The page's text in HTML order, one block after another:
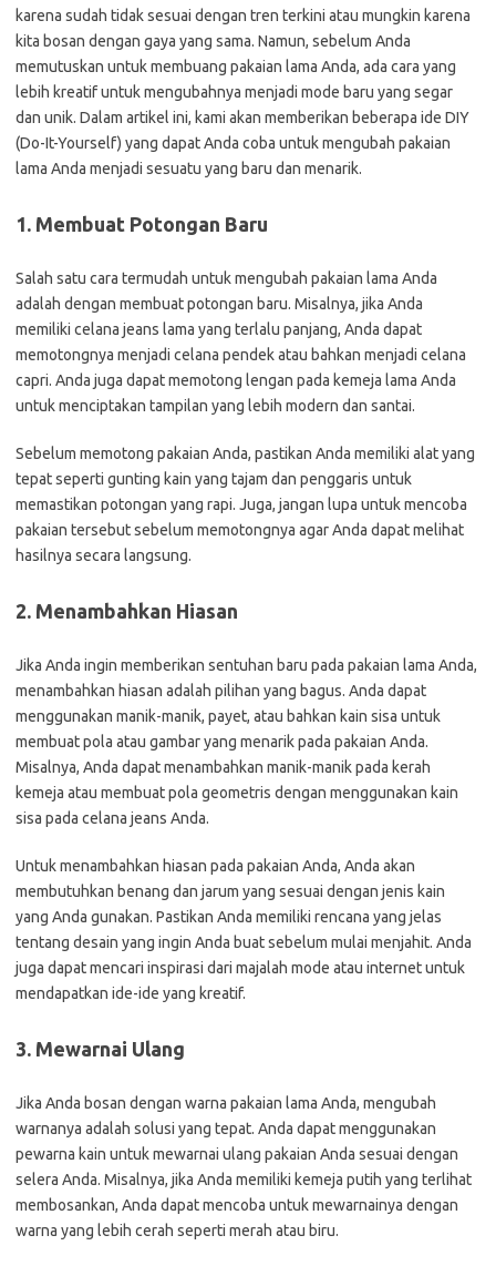
karena sudah tidak sesuai dengan tren terkini atau mungkin karena
kita bosan dengan gaya yang sama. Namun, sebelum Anda
memutuskan untuk membuang pakaian lama Anda, ada cara yang
lebih kreatif untuk mengubahnya menjadi mode baru yang segar
dan unik. Dalam artikel ini, kami akan memberikan beberapa ide DIY
(Do-It-Yourself) yang dapat Anda coba untuk mengubah pakaian
lama Anda menjadi sesuatu yang baru dan menarik.
1. Membuat Potongan Baru
Salah satu cara termudah untuk mengubah pakaian lama Anda
adalah dengan membuat potongan baru. Misalnya, jika Anda
memiliki celana jeans lama yang terlalu panjang, Anda dapat
memotongnya menjadi celana pendek atau bahkan menjadi celana
capri. Anda juga dapat memotong lengan pada kemeja lama Anda
untuk menciptakan tampilan yang lebih modern dan santai.
Sebelum memotong pakaian Anda, pastikan Anda memiliki alat yang
tepat seperti gunting kain yang tajam dan penggaris untuk
memastikan potongan yang rapi. Juga, jangan lupa untuk mencoba
pakaian tersebut sebelum memotongnya agar Anda dapat melihat
hasilnya secara langsung.
2. Menambahkan Hiasan
Jika Anda ingin memberikan sentuhan baru pada pakaian lama Anda,
menambahkan hiasan adalah pilihan yang bagus. Anda dapat
menggunakan manik-manik, payet, atau bahkan kain sisa untuk
membuat pola atau gambar yang menarik pada pakaian Anda.
Misalnya, Anda dapat menambahkan manik-manik pada kerah
kemeja atau membuat pola geometris dengan menggunakan kain
sisa pada celana jeans Anda.
Untuk menambahkan hiasan pada pakaian Anda, Anda akan
membutuhkan benang dan jarum yang sesuai dengan jenis kain
yang Anda gunakan. Pastikan Anda memiliki rencana yang jelas
tentang desain yang ingin Anda buat sebelum mulai menjahit. Anda
juga dapat mencari inspirasi dari majalah mode atau internet untuk
mendapatkan ide-ide yang kreatif.
3. Mewarnai Ulang
Jika Anda bosan dengan warna pakaian lama Anda, mengubah
warnanya adalah solusi yang tepat. Anda dapat menggunakan
pewarna kain untuk mewarnai ulang pakaian Anda sesuai dengan
selera Anda. Misalnya, jika Anda memiliki kemeja putih yang terlihat
membosankan, Anda dapat mencoba untuk mewarnainya dengan
warna yang lebih cerah seperti merah atau biru.